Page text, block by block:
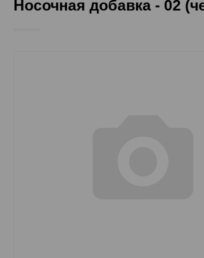
Носочная добавка - 02